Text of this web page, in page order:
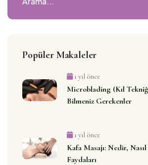
Popüler Makaleler
1 yıl önce
Microblading (Kıl
Bilmeniz Gerekenler
1 yıl önce
Kafa Masajı: Nedir, Nasıl
Faydaları